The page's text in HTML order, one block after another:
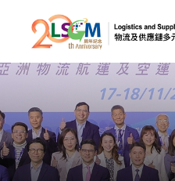
跳到内容（按
A